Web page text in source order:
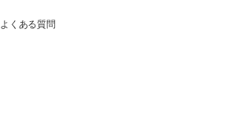
よくある質問